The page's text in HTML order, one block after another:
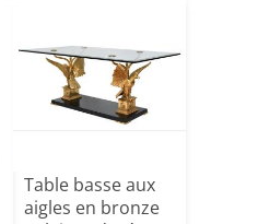
Table basse aux
aigles en bronze